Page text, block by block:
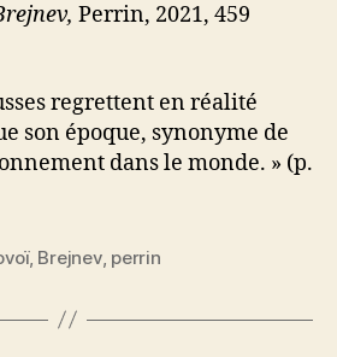
Perrin, 2021, 459
regrettent en réalité
son époque, synonyme de
dans le monde. » (p.
, Brejnev, perrin